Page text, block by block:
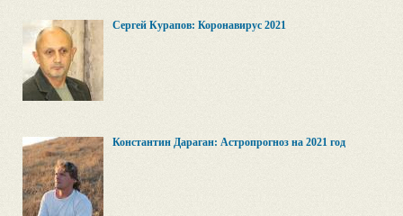
Сергей Курапов: Коронавирус 2021
Константин Дараган: Астропрогноз на 2021 год